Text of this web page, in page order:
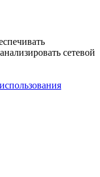
сетевой